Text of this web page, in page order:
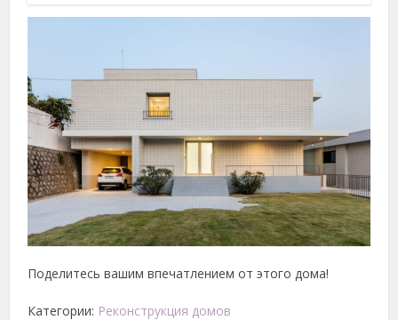
Поделитесь вашим впечатлением от этого дома!
Категории: Реконструкция домов